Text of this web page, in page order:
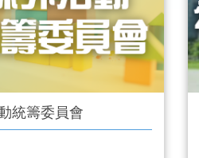
統籌委員會